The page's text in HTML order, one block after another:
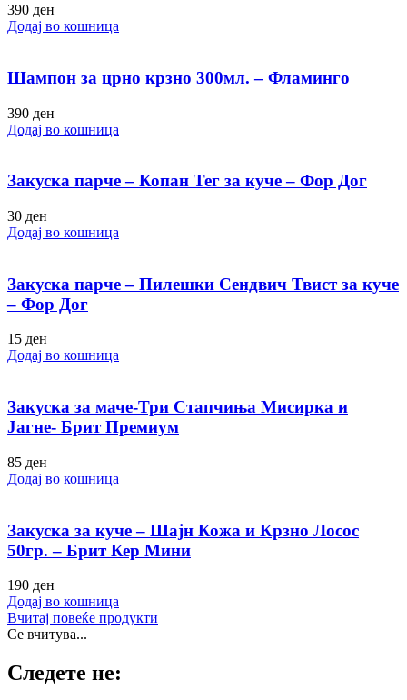
390 ден
Додај во кошница
Шампон за црно крзно 300мл. – Фламинго
390 ден
Додај во кошница
Закуска парче – Копан Тег за куче – Фор Дог
30 ден
Додај во кошница
Закуска парче – Пилешки Сендвич Твист за куче
– Фор Дог
15 ден
Додај во кошница
Закуска за маче-Три Стапчиња Мисирка и
Јагне- Брит Премиум
85 ден
Додај во кошница
Закуска за куче – Шајн Кожа и Крзно Лосос
50гр. – Брит Кер Мини
190 ден
Додај во кошница
Вчитај повеќе продукти
Се вчитува...
Следете не: